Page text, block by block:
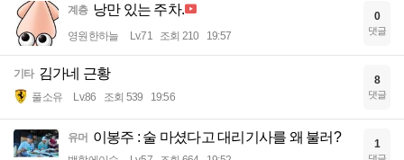
계층 낭만 있는 주차.
영원한하늘 Lv.71 조회 210 19:57
0
댓글
기타 김가네 근황
풀소유 Lv.86 조회 539 19:56
8
댓글
유머 이봉주 : 술 마셨다고 대리기사를 왜 불러? 1